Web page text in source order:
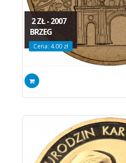
2 ZŁ - 2007
BRZEG
Cena: 4.00 zł